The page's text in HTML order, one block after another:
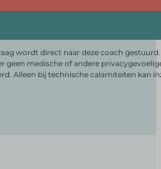
wordt direct naar deze coach
geen medische of andere
Alleen bij technische calamiteiten kan